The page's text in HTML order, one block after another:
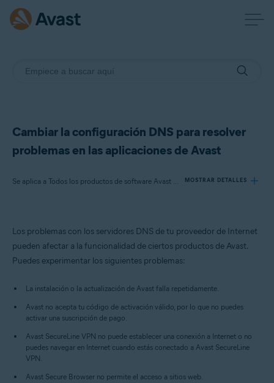
Cambiar la configuración DNS para resolver
problemas en las aplicaciones de Avast
Se aplica a Todos los productos de software Avast para consumidores MOSTRAR DETALLES
Productos:
Todos los productos de software Avast para consumidores
Todas las plataformas admitidas
Los problemas con los servidores DNS de tu proveedor de Internet
pueden afectar a la funcionalidad de ciertos productos de Avast.
Puedes experimentar los siguientes problemas:
La instalación o la actualización de Avast falla repetidamente.
Avast no acepta tu código de activación válido, por lo que no puedes
activar una suscripción de pago.
Avast SecureLine VPN no puede establecer una conexión a Internet o no
puedes navegar en Internet cuando estás conectado a Avast SecureLine
VPN.
Avast Secure Browser no permite el acceso a sitios web.